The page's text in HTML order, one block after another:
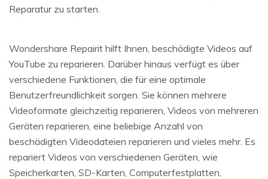
Reparatur zu starten.
Wondershare Repairit hilft Ihnen, beschädigte Videos auf
YouTube zu reparieren. Darüber hinaus verfügt es über
verschiedene Funktionen, die für eine optimale
Benutzerfreundlichkeit sorgen. Sie können mehrere
Videoformate gleichzeitig reparieren, Videos von mehreren
Geräten reparieren, eine beliebige Anzahl von
beschädigten Videodateien reparieren und vieles mehr. Es
repariert Videos von verschiedenen Geräten, wie
Speicherkarten, SD-Karten, Computerfestplatten,